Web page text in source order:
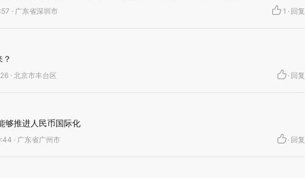
· 广东省深圳市 1 · 回复
？
· 北京市丰台区 · 回复
够推进人民币国际化
· 广东省广州市 · 回复